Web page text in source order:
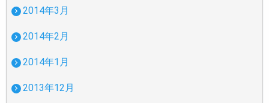
2014年3月
2014年2月
2014年1月
2013年12月